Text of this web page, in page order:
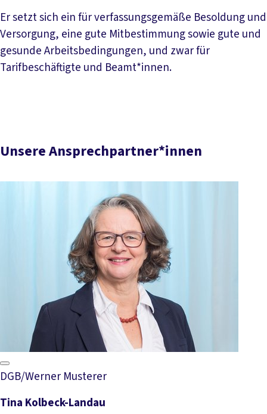
Er setzt sich ein für verfassungsgemäße Besoldung und
Versorgung, eine gute Mitbestimmung sowie gute und
gesunde Arbeitsbedingungen, und zwar für
Tarifbeschäftigte und Beamt*innen.
Unsere Ansprechpartner*innen
DGB/Werner Musterer
Tina Kolbeck-Landau